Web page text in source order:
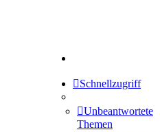
Treffenübersicht
Zitatesammlung
Schnellzugriff
Unbeantwortete
Themen